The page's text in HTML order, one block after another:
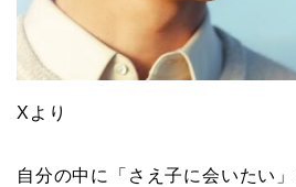
Xより
自分の中に「さえ子に会いたい